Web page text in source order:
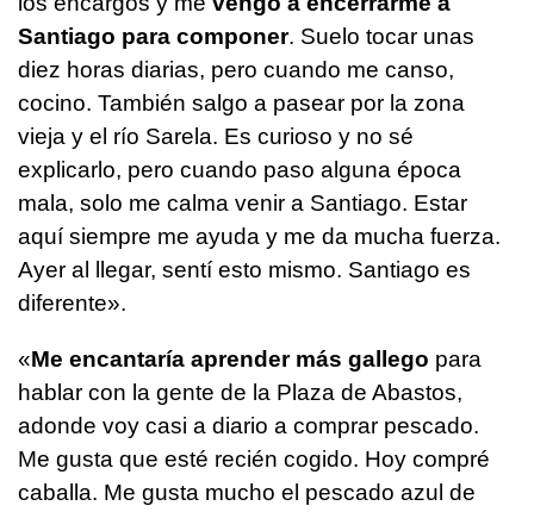
Santiago para componer. Suelo tocar unas
diez horas diarias, pero cuando me canso,
cocino. También salgo a pasear por la zona
vieja y el río Sarela. Es curioso y no sé
explicarlo, pero cuando paso alguna época
mala, solo me calma venir a Santiago. Estar
aquí siempre me ayuda y me da mucha fuerza.
Ayer al llegar, sentí esto mismo. Santiago es
diferente».
«Me encantaría aprender más gallego para
hablar con la gente de la Plaza de Abastos,
adonde voy casi a diario a comprar pescado.
Me gusta que esté recién cogido. Hoy compré
caballa. Me gusta mucho el pescado azul de